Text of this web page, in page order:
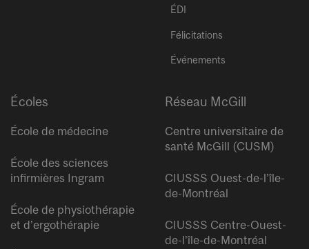
ÉDI
Félicitations
Événements
Écoles
École de médecine
École des sciences
infirmières Ingram
École de physiothérapie
et d’ergothérapie
Réseau McGill
Centre universitaire de
santé McGill (CUSM)
CIUSSS Ouest-de-l’île-
de-Montréal
CIUSSS Centre-Ouest-
de-l’île-de-Montréal